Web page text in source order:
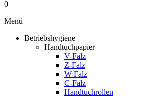
0
Menü
Betriebshygiene
Handtuchpapier
V-Falz
Z-Falz
W-Falz
C-Falz
Handtuchrollen